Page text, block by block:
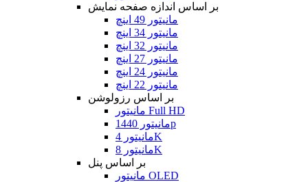
بر اساس اندازه صفحه نمایش
مانیتور 49 اینچ
مانیتور 34 اینچ
مانیتور 32 اینچ
مانیتور 27 اینچ
مانیتور 24 اینچ
مانیتور 22 اینچ
بر اساس رزولوشن
مانیتور Full HD
مانیتور 1440p
مانیتور 4K
مانیتور 8K
بر اساس پنل
مانیتور OLED